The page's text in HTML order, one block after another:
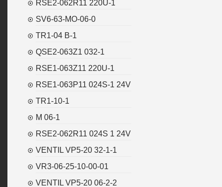
RSE2-062R11 220U-1
SV6-63-MO-06-0
TR1-04 B-1
QSE2-063Z1 032-1
RSE1-063Z11 220U-1
RSE1-063P11 024S-1 24V
TR1-10-1
M 06-1
RSE2-062R11 024S 1 24V
VENTIL VP5-20 32-1-1
VR3-06-25-10-00-01
VENTIL VP5-20 06-2-2